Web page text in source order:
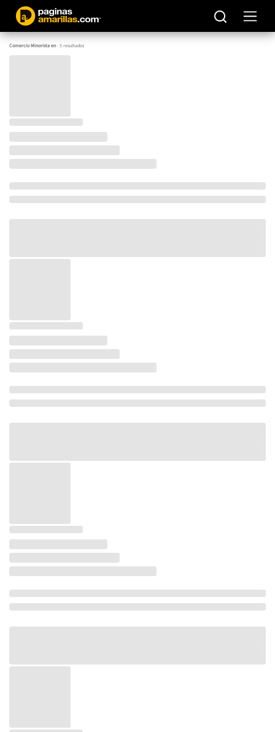
Comercio Minorista en:5resultados